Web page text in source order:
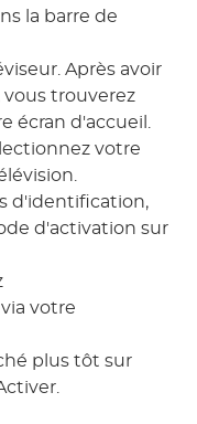
la barre de
Après avoir
trouverez
écran d'accueil.
votre
d'identification,
d'activation sur
via votre
plus tôt sur